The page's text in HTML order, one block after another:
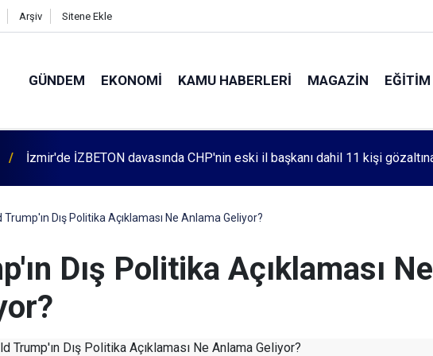
Arşiv Sitene Ekle
GÜNDEM EKONOMI KAMU HABERLERI MAGAZIN EĞITIM
Cumartesi anneleri 1083. haftada Mehmet Özdemir için adalet aradı
Trump'ın Dış Politika Açıklaması Ne Anlama Geliyor?
Dış Politika Açıklaması Ne